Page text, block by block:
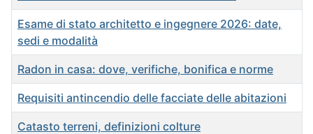
Esame di stato architetto e ingegnere 2026: date,
sedi e modalità
Radon in casa: dove, verifiche, bonifica e norme
Requisiti antincendio delle facciate delle abitazioni
Catasto terreni, definizioni colture